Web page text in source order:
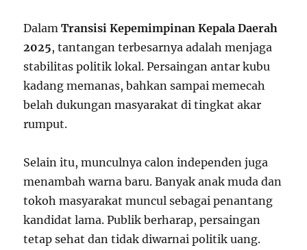
DalamTransisi Kepemimpinan Kepala Daerah
2025, tantangan terbesarnya adalah menjaga
stabilitas politik lokal. Persaingan antar kubu
kadang memanas, bahkan sampai memecah
belah dukungan masyarakat di tingkat akar
rumput.
Selain itu, munculnya calon independen juga
menambah warna baru. Banyak anak muda dan
tokoh masyarakat muncul sebagai penantang
kandidat lama. Publik berharap, persaingan
tetap sehat dan tidak diwarnai politik uang.